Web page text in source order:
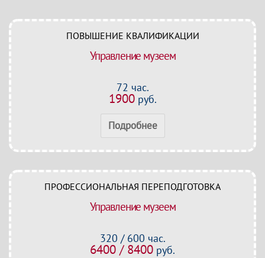
ПОВЫШЕНИЕ КВАЛИФИКАЦИИ
Управление музеем
72 час.
1900руб.
Подробнее
ПРОФЕССИОНАЛЬНАЯ ПЕРЕПОДГОТОВКА
Управление музеем
320 / 600 час.
6400 / 8400 руб.